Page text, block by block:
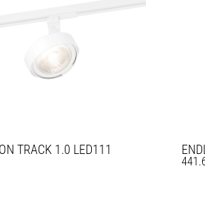
TRACK 1.0 LED111